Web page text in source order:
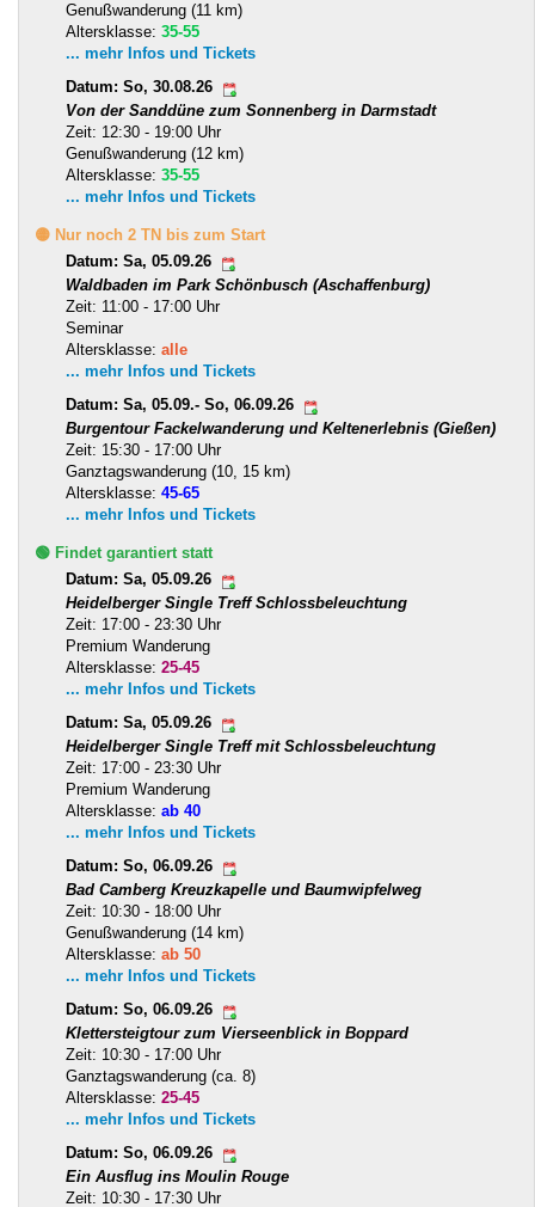
Genußwanderung (11 km)
Altersklasse: 35-55
... mehr Infos und Tickets
Datum: So, 30.08.26
Von der Sanddüne zum Sonnenberg in Darmstadt
Zeit: 12:30 - 19:00 Uhr
Genußwanderung (12 km)
Altersklasse: 35-55
... mehr Infos und Tickets
🟡 Nur noch 2 TN bis zum Start
Datum: Sa, 05.09.26
Waldbaden im Park Schönbusch (Aschaffenburg)
Zeit: 11:00 - 17:00 Uhr
Seminar
Altersklasse: alle
... mehr Infos und Tickets
Datum: Sa, 05.09.- So, 06.09.26
Burgentour Fackelwanderung und Keltenerlebnis (Gießen)
Zeit: 15:30 - 17:00 Uhr
Ganztagswanderung (10, 15 km)
Altersklasse: 45-65
... mehr Infos und Tickets
🟢 Findet garantiert statt
Datum: Sa, 05.09.26
Heidelberger Single Treff Schlossbeleuchtung
Zeit: 17:00 - 23:30 Uhr
Premium Wanderung
Altersklasse: 25-45
... mehr Infos und Tickets
Datum: Sa, 05.09.26
Heidelberger Single Treff mit Schlossbeleuchtung
Zeit: 17:00 - 23:30 Uhr
Premium Wanderung
Altersklasse: ab 40
... mehr Infos und Tickets
Datum: So, 06.09.26
Bad Camberg Kreuzkapelle und Baumwipfelweg
Zeit: 10:30 - 18:00 Uhr
Genußwanderung (14 km)
Altersklasse: ab 50
... mehr Infos und Tickets
Datum: So, 06.09.26
Klettersteigtour zum Vierseenblick in Boppard
Zeit: 10:30 - 17:00 Uhr
Ganztagswanderung (ca. 8)
Altersklasse: 25-45
... mehr Infos und Tickets
Datum: So, 06.09.26
Ein Ausflug ins Moulin Rouge
Zeit: 10:30 - 17:30 Uhr